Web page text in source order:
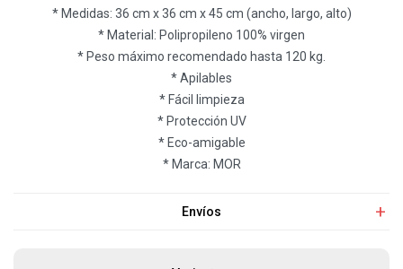
* Medidas: 36 cm x 36 cm x 45 cm (ancho, largo, alto)
* Material: Polipropileno 100% virgen
* Peso máximo recomendado hasta 120 kg.
* Apilables
* Fácil limpieza
* Protección UV
* Eco-amigable
* Marca: MOR
Envíos